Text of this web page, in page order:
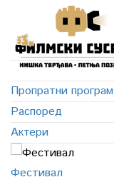
Пропратни програм
Распоред
Актери
Фестивал